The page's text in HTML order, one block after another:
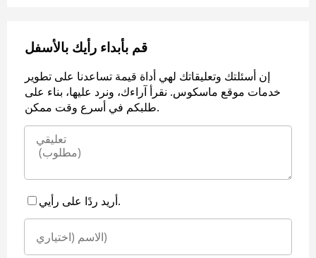
قم بأبداء رأيك بالأسفل
إن أسئلتك وتعليقاتك لهي أداة قيمة تساعدنا على تطوير
خدمات موقع ماسكوس. نقرأ آراءك، ونرد عليها، بناء على
طلبكم في أسرع وقت ممكن.
أريد ردًا على رأيي.